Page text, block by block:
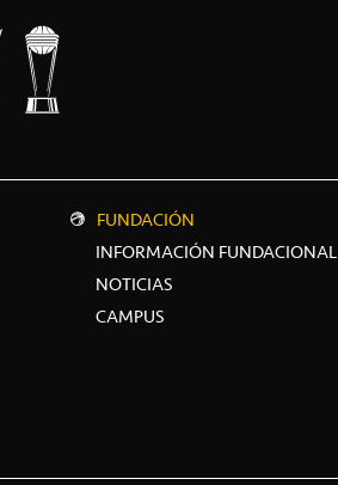
FUNDACIÓN
INFORMACIÓN FUNDACIONAL
NOTICIAS
CAMPUS